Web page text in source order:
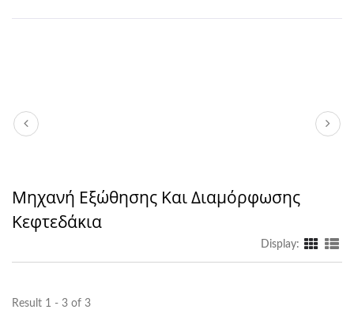
Μηχανή Εξώθησης Και Διαμόρφωσης
Κεφτεδάκια
Display:
Result 1 - 3 of 3